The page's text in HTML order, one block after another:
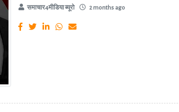
समाचार4मीडिया ब्यूरो 2 months ago